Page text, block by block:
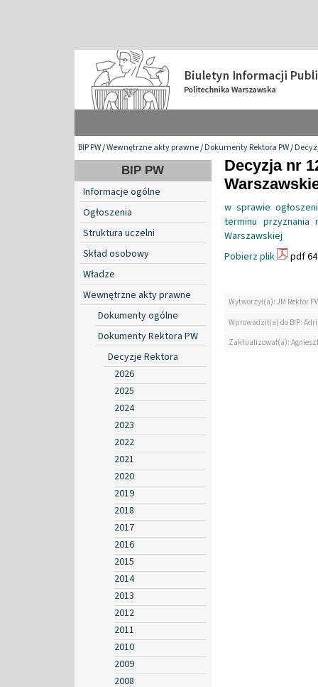
BIP PW/Wewnętrzne akty prawne/Dokumenty Rektora PW/
BIP PW
Informacje ogólne
Ogłoszenia
Struktura uczelni
Skład osobowy
Władze
Wewnętrzne akty prawne
Dokumenty ogólne
Dokumenty Rektora PW
Decyzje Rektora
2026
2025
2024
2023
2022
2021
2020
2019
2018
2017
2016
2015
2014
2013
2012
2011
2010
2009
2008
Decyzja nr
w sprawie
terminu
Warszawskiej
Pobierz plik
pdf
Wytworzył(a): JM Rektor
Wprowadził(a) do BIP:
Zaktualizował(a):